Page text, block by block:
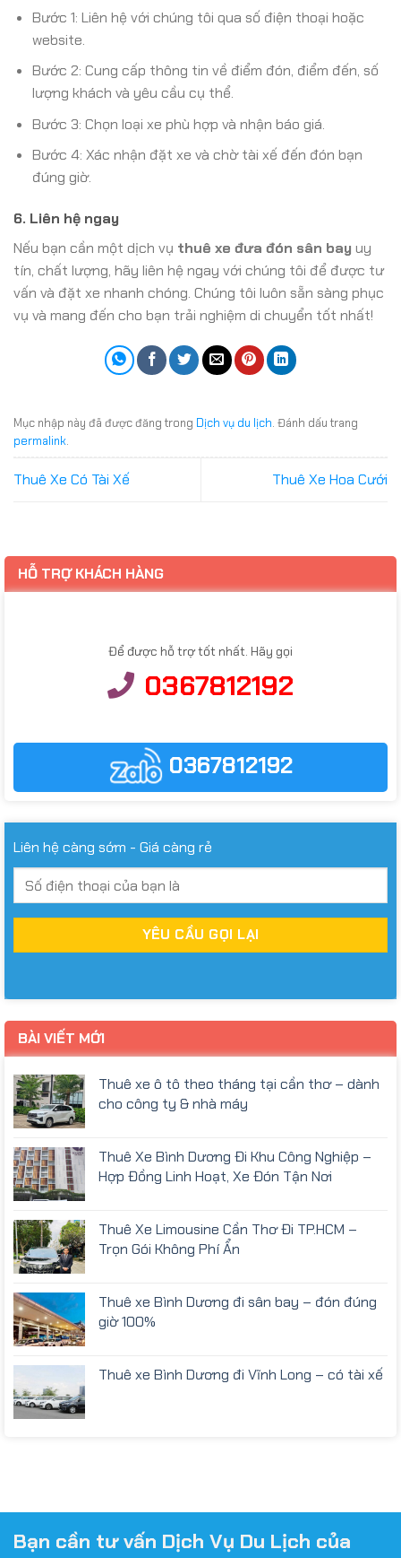
Bước 1: Liên hệ với chúng tôi qua số điện thoại hoặc
website.
Bước 2: Cung cấp thông tin về điểm đón, điểm đến, số
lượng khách và yêu cầu cụ thể.
Bước 3: Chọn loại xe phù hợp và nhận báo giá.
Bước 4: Xác nhận đặt xe và chờ tài xế đến đón bạn
đúng giờ.
6. Liên hệ ngay
Nếu bạn cần một dịch vụ thuê xe đưa đón sân bay uy
tín, chất lượng, hãy liên hệ ngay với chúng tôi để được tư
vấn và đặt xe nhanh chóng. Chúng tôi luôn sẵn sàng phục
vụ và mang đến cho bạn trải nghiệm di chuyển tốt nhất!
Mục nhập này đã được đăng trong Dịch vụ du lịch. Đánh dấu trang
permalink.
Thuê Xe Có Tài Xế Thuê Xe Hoa Cưới
HỖ TRỢ KHÁCH HÀNG
Để được hỗ trợ tốt nhất. Hãy gọi
0367812192
0367812192
Liên hệ càng sớm - Giá càng rẻ
BÀI VIẾT MỚI
Thuê xe ô tô theo tháng tại cần thơ – dành
cho công ty & nhà máy
Thuê Xe Bình Dương Đi Khu Công Nghiệp –
Hợp Đồng Linh Hoạt, Xe Đón Tận Nơi
Thuê Xe Limousine Cần Thơ Đi TP.HCM –
Trọn Gói Không Phí Ẩn
Thuê xe Bình Dương đi sân bay – đón đúng
giờ 100%
Thuê xe Bình Dương đi Vĩnh Long – có tài xế
Bạn cần tư vấn Dịch Vụ Du Lịch của